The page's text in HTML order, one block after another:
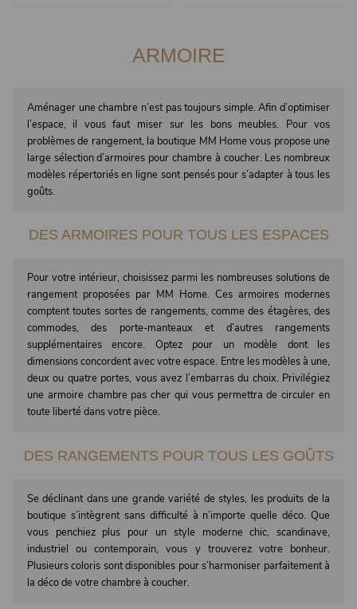
ARMOIRE
Aménager une chambre n’est pas toujours simple. Afin d’optimiser
l’espace, il vous faut miser sur les bons meubles. Pour vos
problèmes de rangement, la boutique MM Home vous propose une
large sélection d’armoires pour chambre à coucher. Les nombreux
modèles répertoriés en ligne sont pensés pour s’adapter à tous les
goûts.
DES ARMOIRES POUR TOUS LES ESPACES
Pour votre intérieur, choisissez parmi les nombreuses solutions de
rangement proposées par MM Home. Ces armoires modernes
comptent toutes sortes de rangements, comme des étagères, des
commodes, des porte-manteaux et d’autres rangements
supplémentaires encore. Optez pour un modèle dont les
dimensions concordent avec votre espace. Entre les modèles à une,
deux ou quatre portes, vous avez l’embarras du choix. Privilégiez
une armoire chambre pas cher qui vous permettra de circuler en
toute liberté dans votre pièce.
DES RANGEMENTS POUR TOUS LES GOÛTS
Se déclinant dans une grande variété de styles, les produits de la
boutique s’intègrent sans difficulté à n’importe quelle déco. Que
vous penchiez plus pour un style moderne chic, scandinave,
industriel ou contemporain, vous y trouverez votre bonheur.
Plusieurs coloris sont disponibles pour s’harmoniser parfaitement à
la déco de votre chambre à coucher.